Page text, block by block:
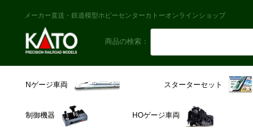
メーカー直送・鉄道模型ホビーセンターカトーオンラインショップ
商品の検索：
Nゲージ車両 スターターセット
制御機器 HOゲージ車両